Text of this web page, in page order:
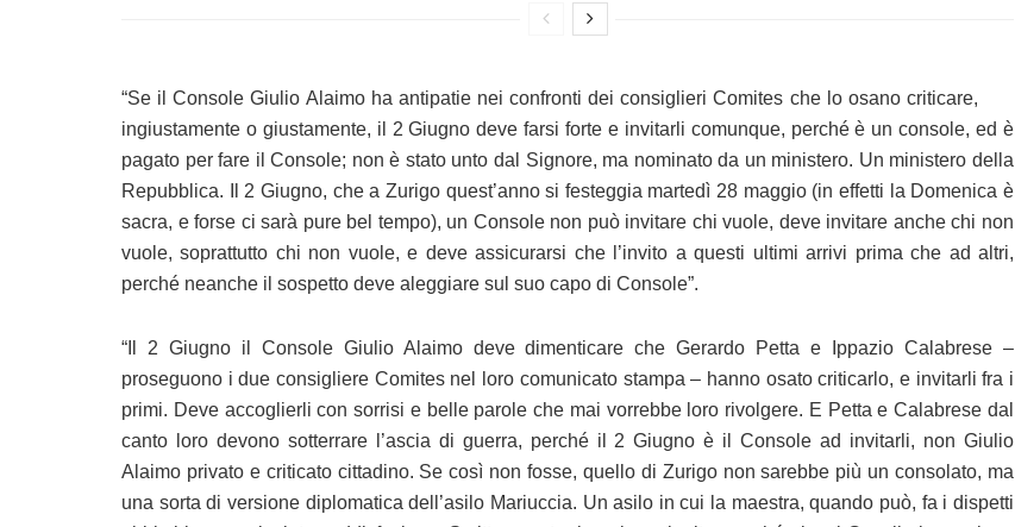
“Se il Console Giulio Alaimo ha antipatie nei confronti dei consiglieri Comites che lo osano criticare,
ingiustamente o giustamente, il 2 Giugno deve farsi forte e invitarli comunque, perché è un console, ed è
pagato per fare il Console; non è stato unto dal Signore, ma nominato da un ministero. Un ministero della
Repubblica. Il 2 Giugno, che a Zurigo quest’anno si festeggia martedì 28 maggio (in effetti la Domenica è
sacra, e forse ci sarà pure bel tempo), un Console non può invitare chi vuole, deve invitare anche chi non
vuole, soprattutto chi non vuole, e deve assicurarsi che l’invito a questi ultimi arrivi prima che ad altri,
perché neanche il sospetto deve aleggiare sul suo capo di Console”.
“Il 2 Giugno il Console Giulio Alaimo deve dimenticare che Gerardo Petta e Ippazio Calabrese –
proseguono i due consigliere Comites nel loro comunicato stampa – hanno osato criticarlo, e invitarli fra i
primi. Deve accoglierli con sorrisi e belle parole che mai vorrebbe loro rivolgere. E Petta e Calabrese dal
canto loro devono sotterrare l’ascia di guerra, perché il 2 Giugno è il Console ad invitarli, non Giulio
Alaimo privato e criticato cittadino. Se così non fosse, quello di Zurigo non sarebbe più un consolato, ma
una sorta di versione diplomatica dell’asilo Mariuccia. Un asilo in cui la maestra, quando può, fa i dispetti